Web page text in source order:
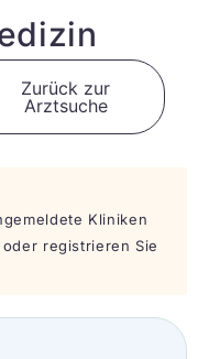
Zurück zur
Arztsuche
Kliniken
registrieren Sie